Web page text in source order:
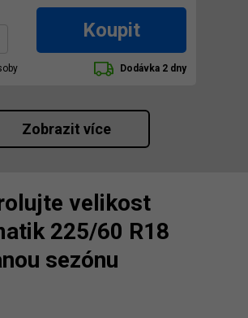
Koupit
Dodávka 2 dny
Zobrazit více
velikost
225/60 R18
sezónu